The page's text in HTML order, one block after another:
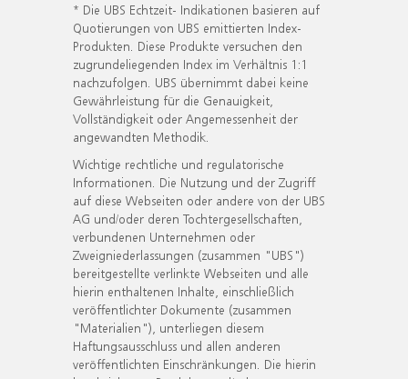
* Die UBS Echtzeit- Indikationen basieren auf
Quotierungen von UBS emittierten Index-
Produkten. Diese Produkte versuchen den
zugrundeliegenden Index im Verhältnis 1:1
nachzufolgen. UBS übernimmt dabei keine
Gewährleistung für die Genauigkeit,
Vollständigkeit oder Angemessenheit der
angewandten Methodik.
Wichtige rechtliche und regulatorische
Informationen. Die Nutzung und der Zugriff
auf diese Webseiten oder andere von der UBS
AG und/oder deren Tochtergesellschaften,
verbundenen Unternehmen oder
Zweigniederlassungen (zusammen "UBS")
bereitgestellte verlinkte Webseiten und alle
hierin enthaltenen Inhalte, einschließlich
veröffentlichter Dokumente (zusammen
"Materialien"), unterliegen diesem
Haftungsausschluss und allen anderen
veröffentlichten Einschränkungen. Die hierin